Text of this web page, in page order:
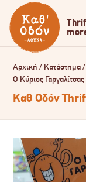
Αρχική / Κατάστημα/
Ο Κύριος Γαργαλίτσας
Καθ Οδόν